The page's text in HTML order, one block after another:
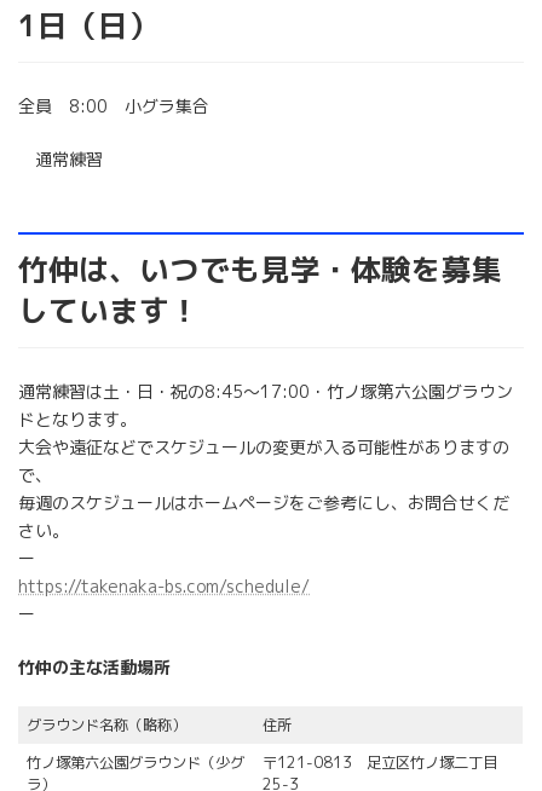
1日（日）
全員 8:00 小グラ集合
通常練習
竹仲は、いつでも見学・体験を募集
しています！
通常練習は土・日・祝の8:45～17:00・竹ノ塚第六公園グラウン
ドとなります。
大会や遠征などでスケジュールの変更が入る可能性がありますの
で、
毎週のスケジュールはホームページをご参考にし、お問合せくだ
さい。
ー
https://takenaka-bs.com/schedule/
ー
竹仲の主な活動場所
グラウンド名称（略称）
住所
竹ノ塚第六公園グラウンド（少グ
ラ）
〒121-0813 足立区竹ノ塚二丁目
25-3